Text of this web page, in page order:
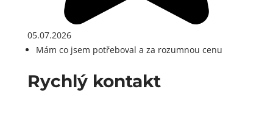
05.07.2026
Mám co jsem potřeboval a za rozumnou cenu
Rychlý kontakt